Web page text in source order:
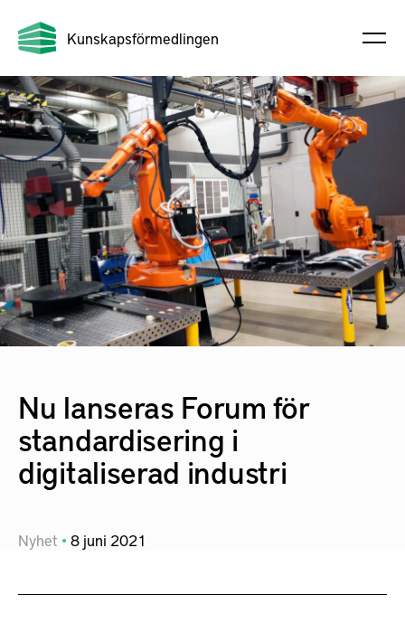
Kunskapsförmedlingen
Nu lanseras Forum för
standardisering i
digitaliserad industri
Nyhet 8 juni 2021